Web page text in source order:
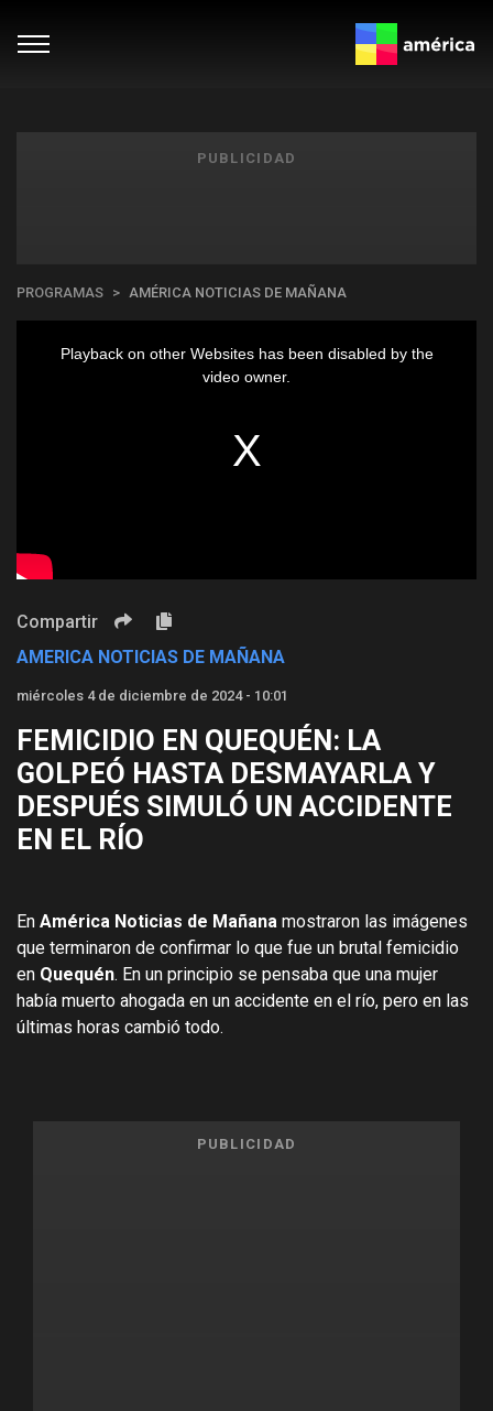
PUBLICIDAD
PROGRAMAS AMÉRICA NOTICIAS DE MAÑANA
Playback on other Websites has been disabled by the
video owner.
Compartir
AMERICA NOTICIAS DE MAÑANA
miércoles 4 de diciembre de 2024 - 10:01
FEMICIDIO EN QUEQUÉN: LA
GOLPEÓ HASTA DESMAYARLA Y
DESPUÉS SIMULÓ UN ACCIDENTE
EN EL RÍO
En América Noticias de Mañana mostraron las imágenes
que terminaron de confirmar lo que fue un brutal femicidio
en Quequén. En un principio se pensaba que una mujer
había muerto ahogada en un accidente en el río, pero en las
últimas horas cambió todo.
PUBLICIDAD